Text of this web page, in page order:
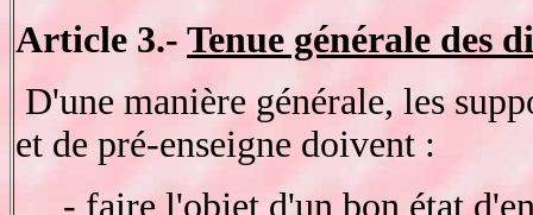
Article 3.- Tenue générale des
D'une manière générale, les
et de pré-enseigne doivent :
- faire l'objet d'un bon état